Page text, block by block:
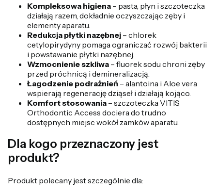
Kompleksowa higiena – pasta, płyn i szczoteczka
działają razem, dokładnie oczyszczając zęby i
elementy aparatu.
Redukcja płytki nazębnej – chlorek
cetylopirydyny pomaga ograniczać rozwój bakterii
i powstawanie płytki nazębnej.
Wzmocnienie szkliwa – fluorek sodu chroni zęby
przed próchnicą i demineralizacją.
Łagodzenie podrażnień – alantoina i Aloe vera
wspierają regenerację dziąseł i działają kojąco.
Komfort stosowania – szczoteczka VITIS
Orthodontic Access dociera do trudno
dostępnych miejsc wokół zamków aparatu.
Dla kogo przeznaczony jest
produkt?
Produkt polecany jest szczególnie dla: